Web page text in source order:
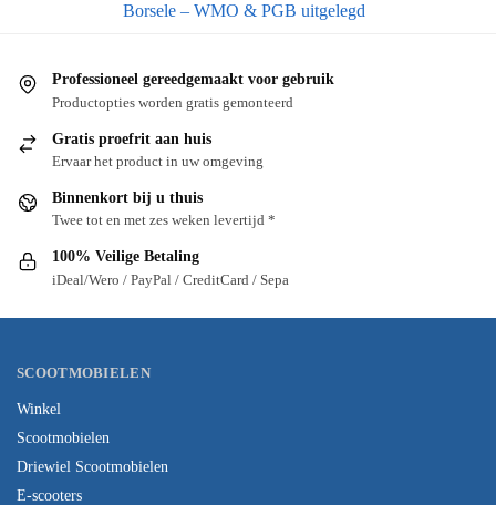
Borsele – WMO & PGB uitgelegd
Professioneel gereedgemaakt voor gebruik
Productopties worden gratis gemonteerd
Gratis proefrit aan huis
Ervaar het product in uw omgeving
Binnenkort bij u thuis
Twee tot en met zes weken levertijd *
100% Veilige Betaling
iDeal/Wero / PayPal / CreditCard / Sepa
SCOOTMOBIELEN
Winkel
Scootmobielen
Driewiel Scootmobielen
E-scooters